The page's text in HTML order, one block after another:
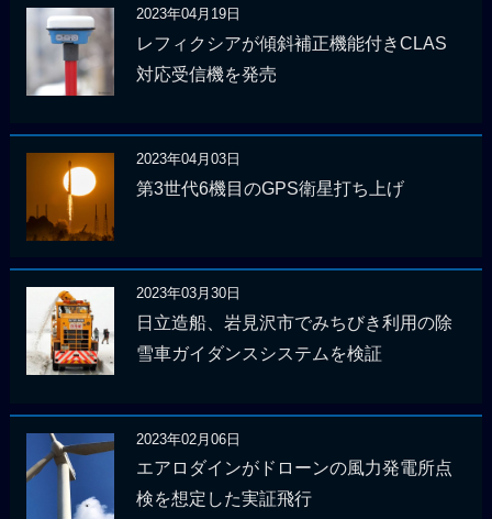
2023年04月19日
レフィクシアが傾斜補正機能付きCLAS
対応受信機を発売
2023年04月03日
第3世代6機目のGPS衛星打ち上げ
2023年03月30日
日立造船、岩見沢市でみちびき利用の除
雪車ガイダンスシステムを検証
2023年02月06日
エアロダインがドローンの風力発電所点
検を想定した実証飛行